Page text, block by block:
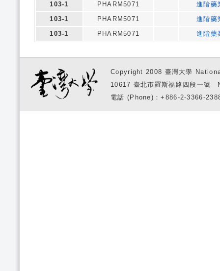
103-1
PHARM5071
進階藥
103-1
PHARM5071
進階藥
103-1
PHARM5071 進階藥
Copyright 2008 臺灣大學
10617 臺北市羅斯福路四段一
電話 (Phone)：+886-2-3366-